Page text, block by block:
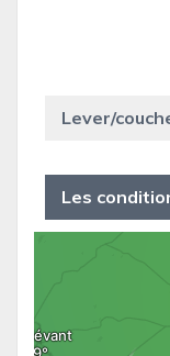
Lever/
Les